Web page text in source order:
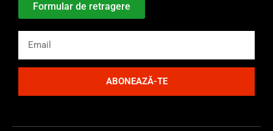
Formular de retragere
ABONEAZĂ-TE